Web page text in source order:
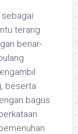
sebagai
terang
benar-
beserta
bagus